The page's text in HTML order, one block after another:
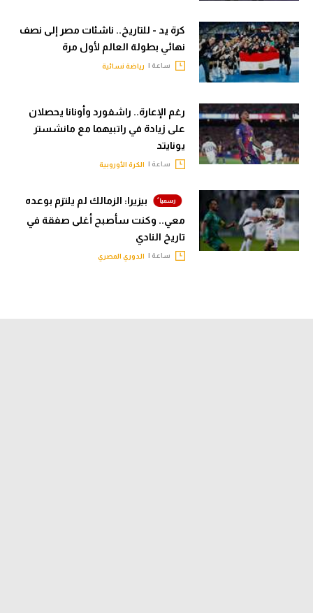
كرة يد - للتاريخ.. ناشئات مصر إلى نصف
نهائي بطولة العالم لأول مرة
ساعة | رياضة نسائية
رغم الإعارة.. راشفورد وأونانا يحصلان
على زيادة في راتبيهما مع مانشستر
يونايتد
ساعة | الكرة الأوروبية
بيزيرا: الزمالك لم يلتزم بوعده
معي.. وكنت سأصبح أغلى صفقة في
تاريخ النادي
ساعة | الدوري المصري